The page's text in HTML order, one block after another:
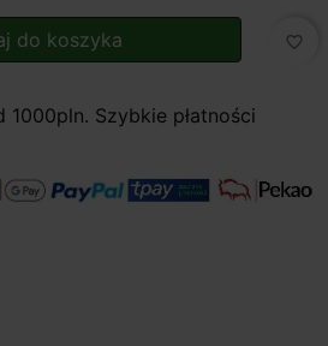
do koszyka favorite_border
Szybkie płatności